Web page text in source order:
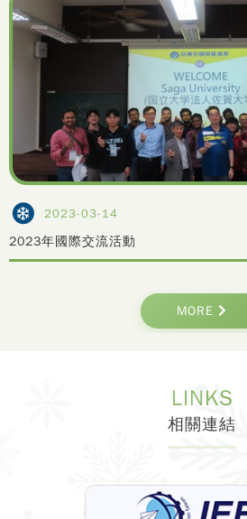
2023-03-14
2023年國際交流活動
MORE
LINKS
相關連結